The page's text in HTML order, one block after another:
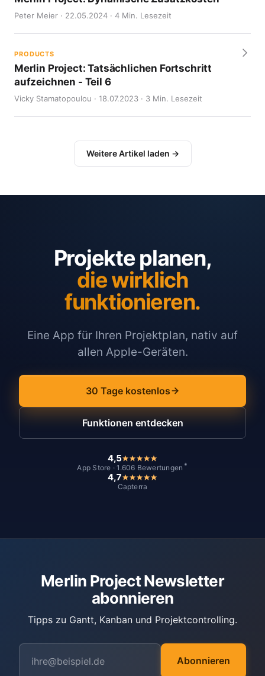
Peter Meier · 22.05.2024 · 4 Min. Lesezeit
PRODUCTS
Merlin Project: Tatsächlichen Fortschritt
aufzeichnen - Teil 6
Vicky Stamatopoulou · 18.07.2023 · 3 Min. Lesezeit
Weitere Artikel laden →
Projekte planen,
die wirklich
funktionieren.
Eine App für Ihren Projektplan, nativ auf
allen Apple-Geräten.
30 Tage kostenlos
Funktionen entdecken
4,5
App Store · 1.606 Bewertungen *
4,7
Capterra
Merlin Project Newsletter
abonnieren
Tipps zu Gantt, Kanban und Projektcontrolling.
Abonnieren